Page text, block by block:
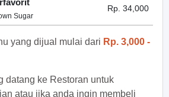
Sugar
Rp. 34,000
yang dijual mulai dari Rp. 3,000 -
datang ke Restoran untuk
atau jika anda ingin membeli